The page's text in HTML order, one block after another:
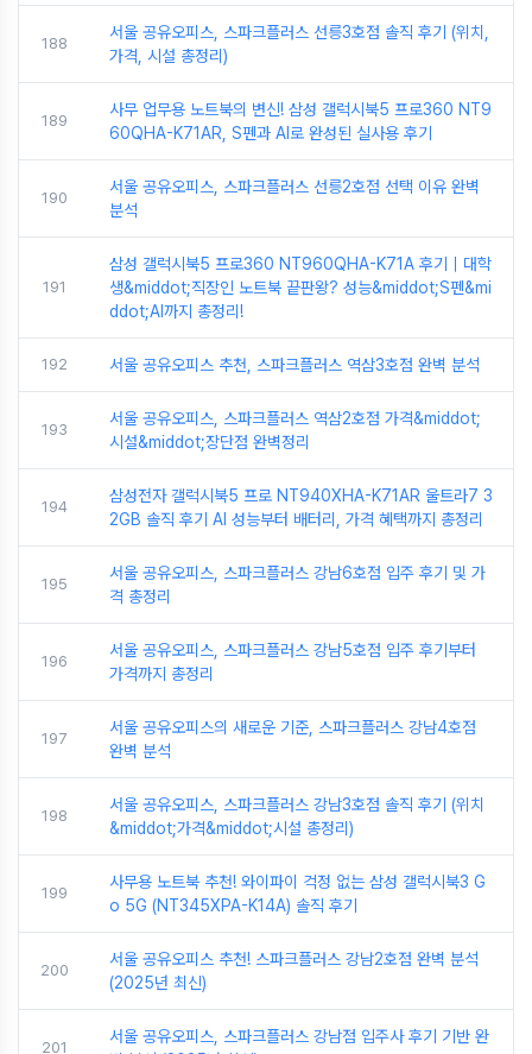
188
서울 공유오피스, 스파크플러스 선릉3호점 솔직 후기 (위치,
가격, 시설 총정리)
189
사무 업무용 노트북의 변신! 삼성 갤럭시북5 프로360 NT9
60QHA-K71AR, S펜과 AI로 완성된 실사용 후기
190
서울 공유오피스, 스파크플러스 선릉2호점 선택 이유 완벽
분석
191
삼성 갤럭시북5 프로360 NT960QHA-K71A 후기｜대학
생&middot;직장인 노트북 끝판왕? 성능&middot;S펜&mi
ddot;AI까지 총정리!
192 서울 공유오피스 추천, 스파크플러스 역삼3호점 완벽 분석
193
서울 공유오피스, 스파크플러스 역삼2호점 가격&middot;
시설&middot;장단점 완벽정리
194
삼성전자 갤럭시북5 프로 NT940XHA-K71AR 울트라7 3
2GB 솔직 후기 AI 성능부터 배터리, 가격 혜택까지 총정리
195
서울 공유오피스, 스파크플러스 강남6호점 입주 후기 및 가
격 총정리
196
서울 공유오피스, 스파크플러스 강남5호점 입주 후기부터
가격까지 총정리
197
서울 공유오피스의 새로운 기준, 스파크플러스 강남4호점
완벽 분석
198
서울 공유오피스, 스파크플러스 강남3호점 솔직 후기 (위치
&middot;가격&middot;시설 총정리)
199
사무용 노트북 추천! 와이파이 걱정 없는 삼성 갤럭시북3 G
o 5G (NT345XPA-K14A) 솔직 후기
200
서울 공유오피스 추천! 스파크플러스 강남2호점 완벽 분석
(2025년 최신)
201
서울 공유오피스, 스파크플러스 강남점 입주사 후기 기반 완